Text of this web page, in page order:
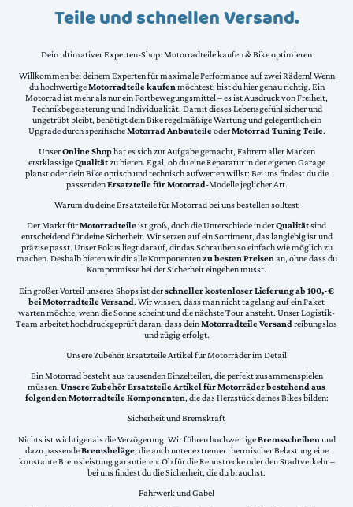
Teile und schnellen Versand.
Dein ultimativer Experten-Shop: Motorradteile kaufen & Bike optimieren
Willkommen bei deinem Experten für maximale Performance auf zwei Rädern! Wenn
du hochwertigeMotorradteile kaufen möchtest, bist du hier genau richtig. Ein
Motorrad ist mehr als nur ein Fortbewegungsmittel – es ist Ausdruck von Freiheit,
Technikbegeisterung und Individualität. Damit dieses Lebensgefühl sicher und
ungetrübt bleibt, benötigt dein Bike regelmäßige Wartung und gelegentlich ein
Upgrade durch spezifischeMotorrad AnbauteileoderMotorrad Tuning Teile.
UnserOnline Shophat es sich zur Aufgabe gemacht, Fahrern aller Marken
erstklassigeQualitätzu bieten. Egal, ob du eine Reparatur in der eigenen Garage
planst oder dein Bike optisch und technisch aufwerten willst: Bei uns findest du die
passendenErsatzteile für Motorrad-Modelle jeglicher Art.
Warum du deine Ersatzteile für Motorrad bei uns bestellen solltest
Der Markt fürMotorradteileist groß, doch die Unterschiede in derQualitätsind
entscheidend für deine Sicherheit. Wir setzen auf ein Sortiment, das langlebig ist und
präzise passt. Unser Fokus liegt darauf, dir das Schrauben so einfach wie möglich zu
machen. Deshalb bieten wir dir alle Komponentenzu besten Preisenan, ohne dass du
Kompromisse bei der Sicherheit eingehen musst.
Ein großer Vorteil unseres Shops ist derschneller kostenloser Lieferung ab 100,-€
bei Motorradteile Versand. Wir wissen, dass man nicht tagelang auf ein Paket
warten möchte, wenn die Sonne scheint und die nächste Tour ansteht. Unser Logistik-
Team arbeitet hochdruckgeprüft daran, dass deinMotorradteile Versand reibungslos
und zügig erfolgt.
Unsere Zubehör Ersatzteile Artikel für Motorräder im Detail
Ein Motorrad besteht aus tausenden Einzelteilen, die perfekt zusammenspielen
müssen. Unsere Zubehör Ersatzteile Artikel für Motorräder bestehend aus
folgenden Motorradteile Komponenten, die das Herzstück deines Bikes bilden:
Sicherheit und Bremskraft
Nichts ist wichtiger als die Verzögerung. Wir führen hochwertigeBremsscheiben und
dazu passendeBremsbeläge, die auch unter extremer thermischer Belastung eine
konstante Bremsleistung garantieren. Ob für die Rennstrecke oder den Stadtverkehr –
bei uns findest du die Sicherheit, die du brauchst.
Fahrwerk und Gabel